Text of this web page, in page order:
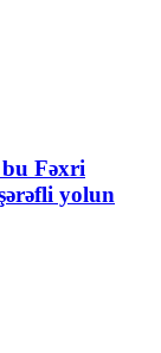
bu Fəxri
yolun